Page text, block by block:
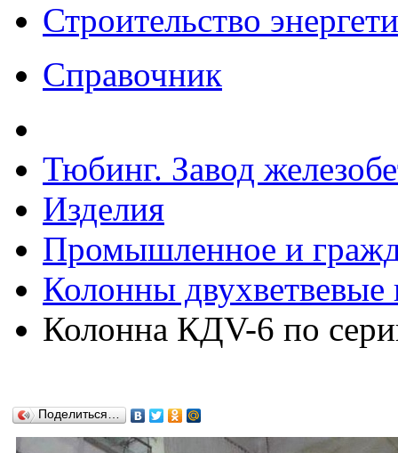
Строительство
Справочник
Тюбинг. Завод
Изделия
Промышленное и
Колонны
Колонна КДV-6 по
Поделиться…